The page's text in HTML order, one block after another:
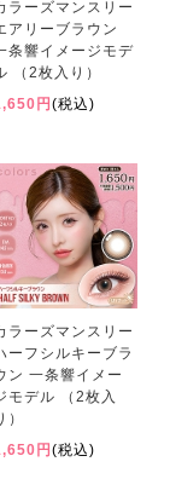
ラーズマンスリー
アリーブラウン
条響イメージモデ
（2枚入り）
円 (税込)
ラーズマンスリー
ーフシルキーブラ
ン 一条響イメー
モデル （2枚入
）
円 (税込)